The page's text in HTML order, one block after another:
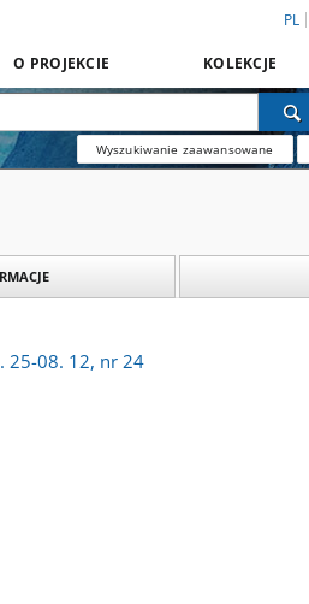
PL
O PROJEKCIE KOLEKCJE
Wyszukiwanie zaawansowane
25-08. 12, nr 24